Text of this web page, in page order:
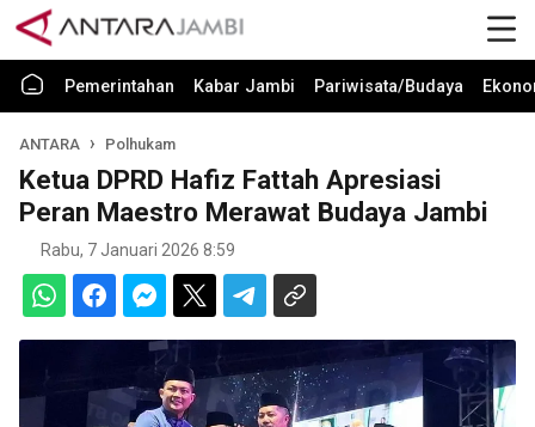
Pemerintahan Kabar Jambi Pariwisata/Budaya
ANTARA Polhukam
Ketua DPRD Hafiz Fattah Apresiasi
Peran Maestro Merawat Budaya Jambi
Rabu, 7 Januari 2026 8:59